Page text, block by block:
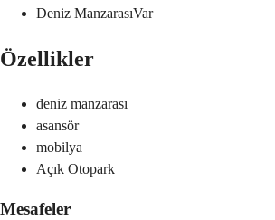
Deniz ManzarasıVar
Özellikler
deniz manzarası
asansör
mobilya
Açık Otopark
Mesafeler